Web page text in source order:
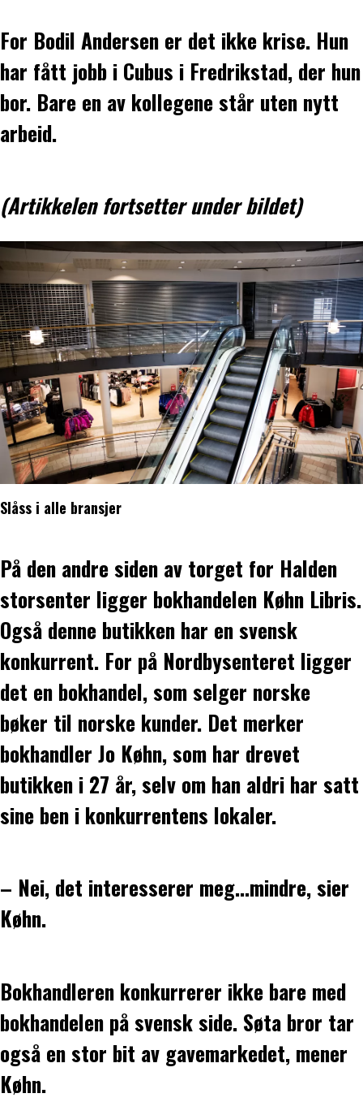
For Bodil Andersen er det ikke krise. Hun
har fått jobb i Cubus i Fredrikstad, der hun
bor. Bare en av kollegene står uten nytt
arbeid.
(Artikkelen fortsetter under bildet)
Slåss i alle bransjer
På den andre siden av torget for Halden
storsenter ligger bokhandelen Køhn Libris.
Også denne butikken har en svensk
konkurrent. For på Nordbysenteret ligger
det en bokhandel, som selger norske
bøker til norske kunder. Det merker
bokhandler Jo Køhn, som har drevet
butikken i 27 år, selv om han aldri har satt
sine ben i konkurrentens lokaler.
– Nei, det interesserer meg...mindre, sier
Køhn.
Bokhandleren konkurrerer ikke bare med
bokhandelen på svensk side. Søta bror tar
også en stor bit av gavemarkedet, mener
Køhn.